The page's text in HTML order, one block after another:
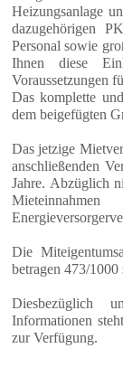
Heizungsanlage
dazugehörigen
Personal sowie
Ihnen diese
Voraussetzungen
Das komplette
dem beigefügten
Das jetzige
anschließenden
Jahre. Abzüglich
Die
betragen 473/
Diesbezüglich
Informationen
zur Verfügung.